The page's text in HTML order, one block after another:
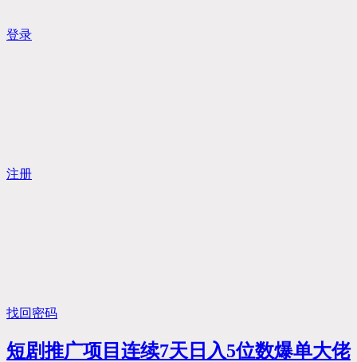
登录
注册
找回密码
短剧推广项目连续7天日入5位数爆单大佬